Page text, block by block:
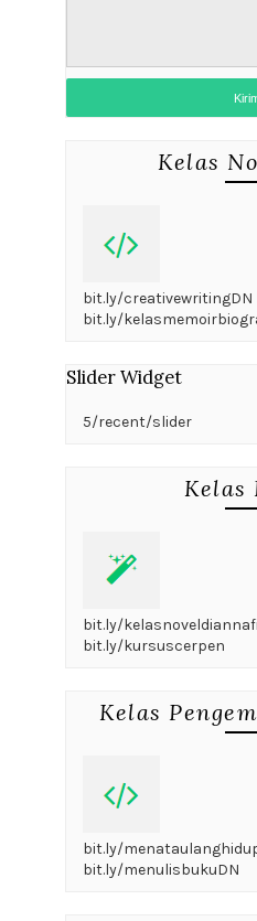
Kelas
bit.ly/
bit.ly/
Slider Widget
5/recent/slider
Kelas
bit.ly/
bit.ly/kursuscerpen
Kelas
bit.ly/
bit.ly/menulisbukuDN